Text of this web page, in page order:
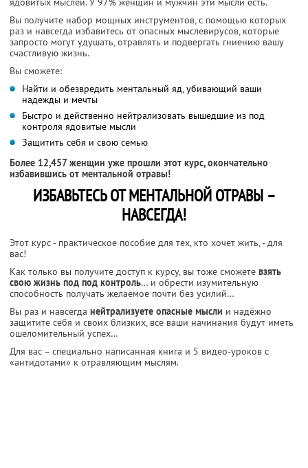
Вы получите набор мощных инструментов, с помощью которых
раз и навсегда избавитесь от опасных мыслевирусов, которые
запросто могут удушать, отравлять и подвергать гниению вашу
счастливую жизнь.
Вы сможете:
Найти и обезвредить ментальный яд, убивающий ваши
надежды и мечты
Быстро и действенно нейтрализовать вышедшие из под
контроля ядовитые мысли
Защитить себя и свою семью
Более 12,457 женщин уже прошли этот курс, окончательно
избавившись от ментальной отравы!
ИЗБАВЬТЕСЬ ОТ МЕНТАЛЬНОЙ ОТРАВЫ –
НАВСЕГДА!
Этот курс - практическое пособие для тех, кто хочет жить, - для
вас!
Как только вы получите доступ к курсу, вы тоже сможете взять
свою жизнь под под контроль… и обрести изумительную
способность получать желаемое почти без усилий…
Вы раз и навсегда нейтрализуете опасные мысли и надёжно
защитите себя и своих близких, все ваши начинания будут иметь
ошеломительный успех…
Для вас – специально написанная книга и 5 видео-уроков с
«антидотами» к отравляющим мыслям.